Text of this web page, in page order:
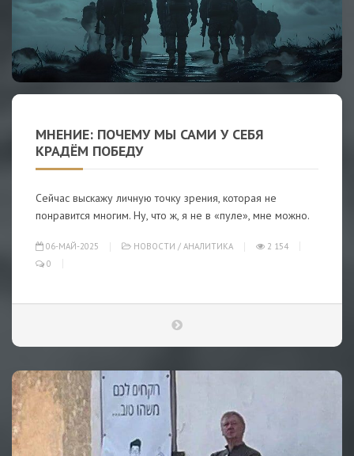
МНЕНИЕ: ПОЧЕМУ МЫ САМИ У СЕБЯ
КРАДЁМ ПОБЕДУ
Сейчас выскажу личную точку зрения, которая не
понравится многим. Ну, что ж, я не в «пуле», мне можно.
06-МАЙ-2025 НОВОСТИ / АНАЛИТИКА
2 154
0